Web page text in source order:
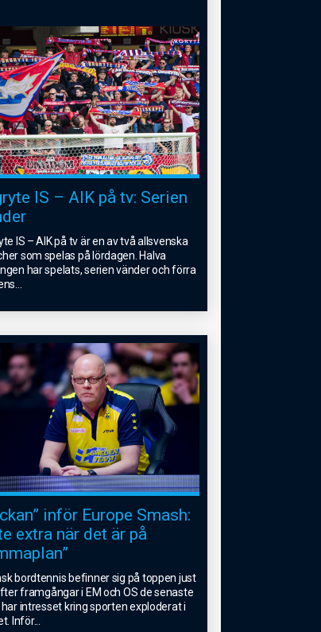
IS – AIK på tv: Serien
IS – AIK på tv är en av två allsvenska
som spelas på lördagen. Halva
har spelats, serien vänder och förra
...
inför Europe Smash:
extra när det är på
bordtennis befinner sig på toppen just
framgångar i EM och OS de senaste
intresset kring sporten exploderat i
Inför...